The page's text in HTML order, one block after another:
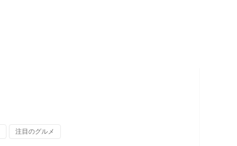
注目のグルメ